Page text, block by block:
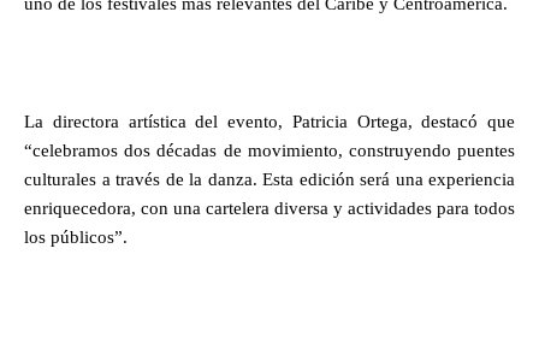
La directora artística del evento, Patricia Ortega, destacó que
“celebramos dos décadas de movimiento, construyendo puentes
culturales a través de la danza. Esta edición será una experiencia
enriquecedora, con una cartelera diversa y actividades para todos
los públicos”.